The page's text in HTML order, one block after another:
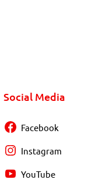
Social Media
Facebook
Instagram
YouTube